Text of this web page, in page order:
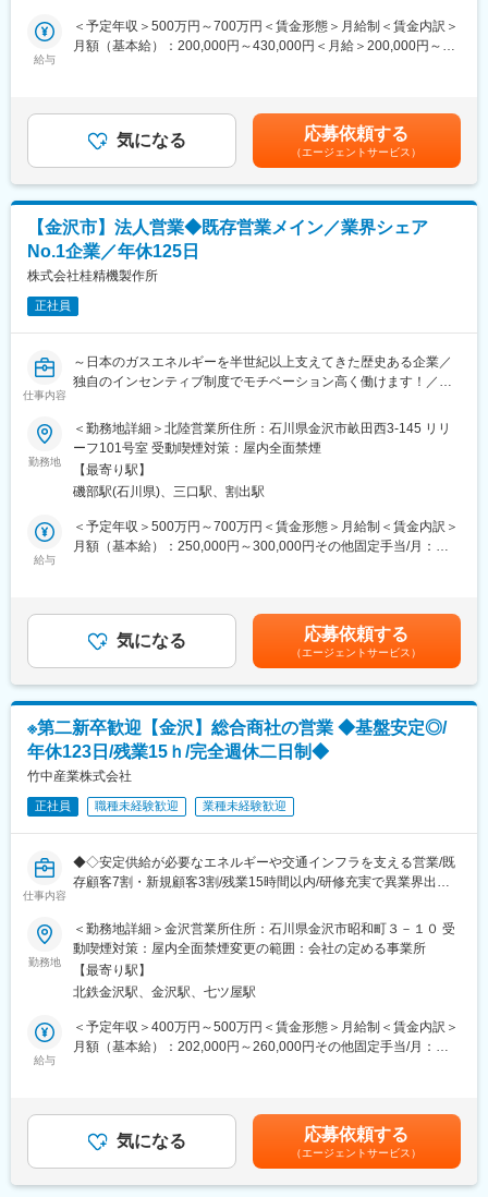
豊富な水資源を活用した高い水力比率を強みとし多種多様な電源
を開発した独自のエネルギーミックスで低廉な電力提供を可能と
線管理などの技術業務をお任せします。
◇平均勤続年数21.9年と長く働き続けている方多数在籍◎
◇UIターン歓迎／入社の際の引越費用や移動費用は支給◎
◇社内規定に該当する場合寮や社宅へご入居可能◎
・8:40～17:20（実働7時間40分）
・フレックスタイム勤務が可能です。
・下記交替勤務の可能性がございます。
＜交代勤務例（３交代勤務）＞
１直 00：00～08：15
２直 08：00～16：15
３直 16：00～24：15
※上記は一例となっております。
部門・働き方により異なるため、ジョブマッチング面談内にて詳
■当社の魅力：
豊富な水資源を活用した高い水力比率を強みとし多種多様な電源
を開発した独自のエネルギーミックスで低廉な電力提供を可能と
大に向けて進んでいます。
給与
＜予定年収＞500万円～700万円＜賃金形態＞月給制＜賃金内訳＞
月額（基本給）：200,000円～430,000円＜月給＞200,000円～
る可能性があります。月給(月額)は固定手当を含めた表記です。
気になる 応募依頼する
（エージェントサービス）
【金沢市】法人営業◆既存営業メイン／業界シェア
No.1企業／年休125日
株式会社桂精機製作所
正社員
仕事内容
～日本のガスエネルギーを半世紀以上支えてきた歴史ある企業／
独自のインセンティブ制度でモチベーション高く働けます！／年
■業務概要：
業界トップシェアを誇るガス機器の総合メーカーである当社の法
人営業として、既存顧客への営業活動をお任せします。主な顧客
はガス小売事業様になります。社用車を貸与しますので、直行直
帰も可能です。
イス等
ティブが支給されます。
■業務の特徴：
◇担当先…先輩社員が既に関係性を作っているお客様
◇新規での飛び込み・テレアポ…ほとんど無し
◇営業スタイル…基本社用車による直行直帰のため、無駄な社内
作業はほとんどなし
※当社が製造・販売している製品は、家庭でガスを安全に使うため
に必要不可欠なもので、シェアトップクラスかつ信頼があるもの
ばかりです。
■フォロー体制について
資格取得支援制度、通信教育制度など研修体制も充実しており営
業未経験の方でも安心して挑戦可能です。
北陸営業所 2名体制
※少数精鋭で裁量権を持って働くことが可能です。
為、様々な家庭用ガス供給機器／安全機器／工業用燃焼機器を製
造販売しています。その製品開発力は業界でも高い評価を得てお
り、ガス体エネルギーと共に成長、発展してきました。ガス体エ
ネルギーはCO2発生量が少ない為、地球温暖化防止に貢献するク
勤務地
＜勤務地詳細＞北陸営業所住所：石川県金沢市畝田西3-145 リリ
ーフ101号室 受動喫煙対策：屋内全面禁煙
【最寄り駅】
磯部駅(石川県)、三口駅、割出駅
給与
＜予定年収＞500万円～700万円＜賃金形態＞月給制＜賃金内訳＞
月額（基本給）：250,000円～300,000円その他固定手当/月：
月）■賞与：年2回（7月、12月※前年実績4ヶ月分）■決算賞与あり
（前年実績2ヶ月分）■インセンティブ有（200,000円、3年連続
500,000円）賃金はあくまでも目安の金額であり、選考を通じて
上下する可能性があります。月給(月額)は固定手当を含めた表記で
す。
気になる 応募依頼する
（エージェントサービス）
※第二新卒歓迎【金沢】総合商社の営業 ◆基盤安定◎/
年休123日/残業15ｈ/完全週休二日制◆
竹中産業株式会社
正社員 職種未経験歓迎 業種未経験歓迎
仕事内容
◆◇安定供給が必要なエネルギーや交通インフラを支える営業/既
存顧客7割・新規顧客3割/残業15時間以内/研修充実で異業界出身
■おすすめPOINT ＼100年の歴史を持つ企業で安定のキャリアを
築く／
・石油製品や道路建設資材、産業ライン資材などを提供する営業
職です。
・既存顧客7割、新規顧客3割を担当し、ルート営業がメイン。新
規顧客の拡大にも積極的に取り組みます。
す！
・年間休日123日、完全週休二日制（土日祝休み）で、プライベ
勤務地
＜勤務地詳細＞金沢営業所住所：石川県金沢市昭和町３－１０ 受
動喫煙対策：屋内全面禁煙変更の範囲：会社の定める事業所
【最寄り駅】
北鉄金沢駅、金沢駅、七ツ屋駅
給与
＜予定年収＞400万円～500万円＜賃金形態＞月給制＜賃金内訳＞
月額（基本給）：202,000円～260,000円その他固定手当/月：
ます賃金はあくまでも目安の金額であり、選考を通じて上下する
可能性があります。月給(月額)は固定手当を含めた表記です。
気になる 応募依頼する
（エージェントサービス）